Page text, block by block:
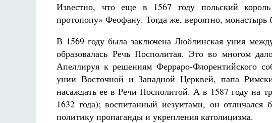
Известно, что еще в 1567 году польский
протопопу» Феофану. Тогда же, вероятно, монастырь
В 1569 году была заключена Люблинская уния
образовалась Речь Посполитая. Это во многом
Апеллируя к решениям Ферраро-Флорентийского
унии Восточной и Западной Церквей, папа
насаждать ее в Речи Посполитой. А в 1587 году на
1632 года); воспитанный иезуитами, он
политику пропаганды и укрепления католицизма.